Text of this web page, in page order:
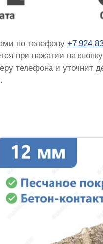
по телефону+7 924
при нажатии на
телефона и уточнит